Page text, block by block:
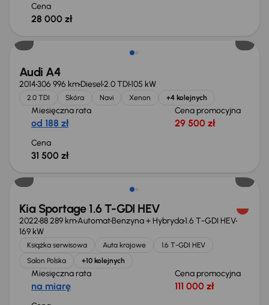
Cena
28 000 zł
Audi A4
2014306 996 kmDiesel2.0 TDI105 kW
2.0 TDI Skóra Navi Xenon +4 kolejnych
Miesięczna rata
od 188 zł
Cena promocyjna
29 500 zł
Cena
31 500 zł
Możliwość odliczenia VAT
Kia Sportage 1.6 T-GDI HEV
202288 289 kmAutomatBenzyna + Hybryda1.6 T-GDI HEV
169 kW
Książka serwisowa Auta krajowe
1.6 T-GDI HEV
Salon Polska
+10 kolejnych
Miesięczna rata
na miarę
Cena promocyjna
111 000 zł